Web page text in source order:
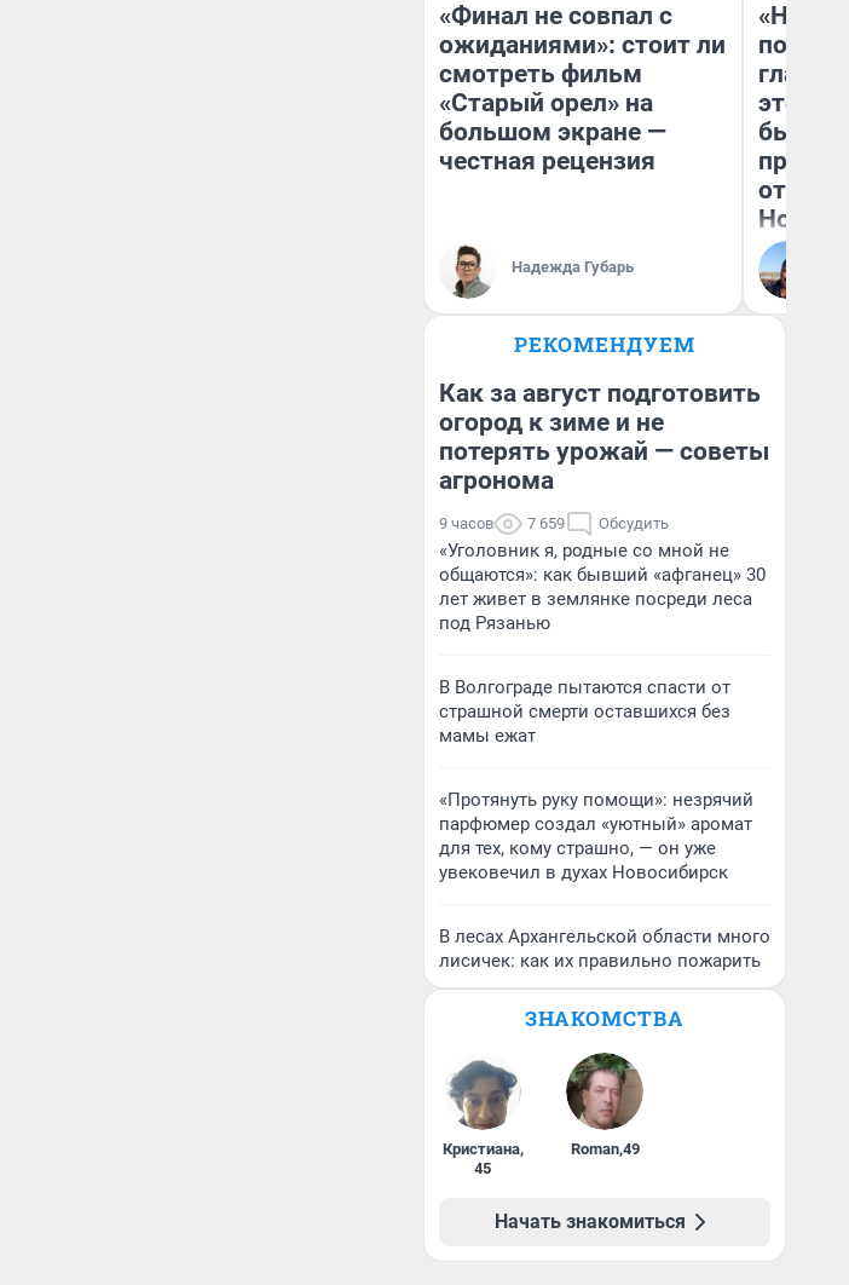
«Финал не совпал с
ожиданиями»: стоит ли
смотреть фильм
«Старый орел» на
большом экране —
честная рецензия
Надежда Губарь
этого
бьет
отзыв
Нолана
РЕКОМЕНДУЕМ
Как за август подготовить
огород к зиме и не
потерять урожай — советы
агронома
9 часов 7 659 Обсудить
«Уголовник я, родные со мной не
общаются»: как бывший «афганец» 30
лет живет в землянке посреди леса
под Рязанью
В Волгограде пытаются спасти от
страшной смерти оставшихся без
мамы ежат
«Протянуть руку помощи»: незрячий
парфюмер создал «уютный» аромат
для тех, кому страшно, — он уже
увековечил в духах Новосибирск
В лесах Архангельской области много
лисичек: как их правильно пожарить
ЗНАКОМСТВА
Кристиана,
45
Roman,49
Начать знакомиться